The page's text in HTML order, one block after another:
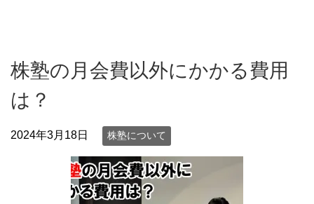
株塾の月会費以外にかかる費用
は？
2024年3月18日 株塾について